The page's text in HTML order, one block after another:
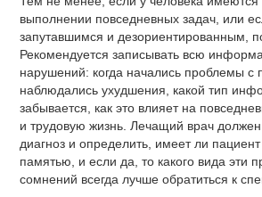
выполнении повседневных задач, или
запутавшимся и дезориентированным,
Рекомендуется записывать всю
нарушений: когда начались проблемы с
наблюдались ухудшения, какой тип
забывается, как это влияет на
и трудовую жизнь. Лечащий врач должен
диагноз и определить, имеет ли
памятью, и если да, то какого вида эти
сомнений всегда лучше обратиться к